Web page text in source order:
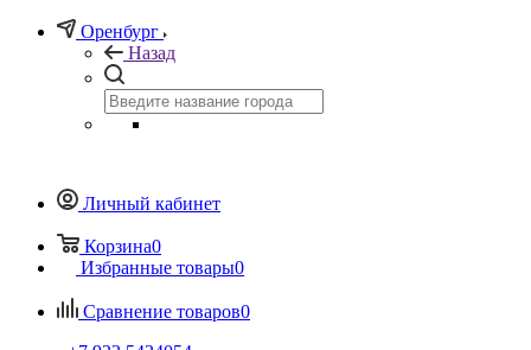
Оренбург
Назад
Личный кабинет
Корзина0
Избранные товары0
Сравнение товаров0